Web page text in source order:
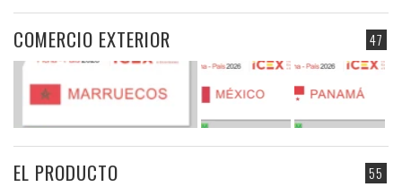
47
COMERCIO EXTERIOR
55
EL PRODUCTO